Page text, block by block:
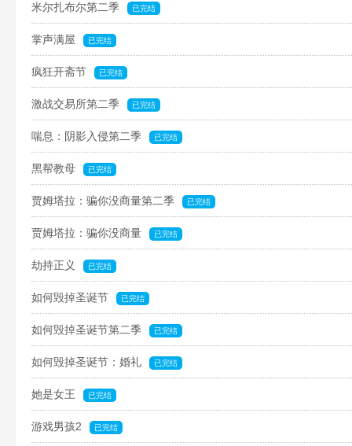
米尔扎布尔第二季 已完结
掌声满屋 已完结
疯狂开斋节 已完结
激战交易所第二季 已完结
喘息：阴影入侵第二季 已完结
黑帮教母 已完结
贾姆塔拉：骗你没商量第二季 已完结
贾姆塔拉：骗你没商量 已完结
劫持正义 已完结
如何毁掉圣诞节 已完结
如何毁掉圣诞节第二季 已完结
如何毁掉圣诞节：婚礼 已完结
她是女王 已完结
游戏男孩2 已完结